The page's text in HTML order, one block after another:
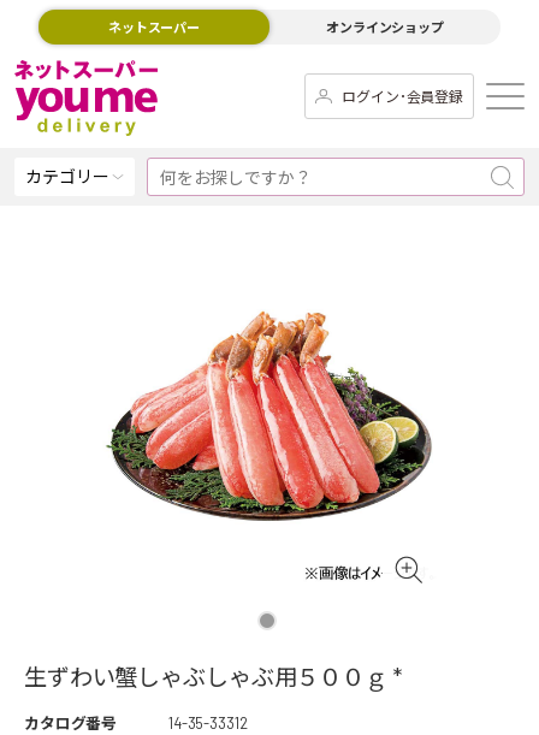
ネットスーパー オンラインショップ
ログイン･会員登録
カテゴリー
生ずわい蟹しゃぶしゃぶ用５００ｇ *
カタログ番号
14-35-33312